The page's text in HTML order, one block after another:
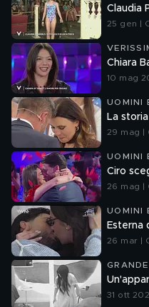
Claudia
25 gen |
Chiara
10 mag
UOMINI
La
29 mag |
UOMINI
Ciro
26 mag |
UOMINI
Esterna
26 mar |
31 ott